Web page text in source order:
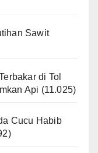
Sawit
di Tol
Api (11.025)
Cucu Habib